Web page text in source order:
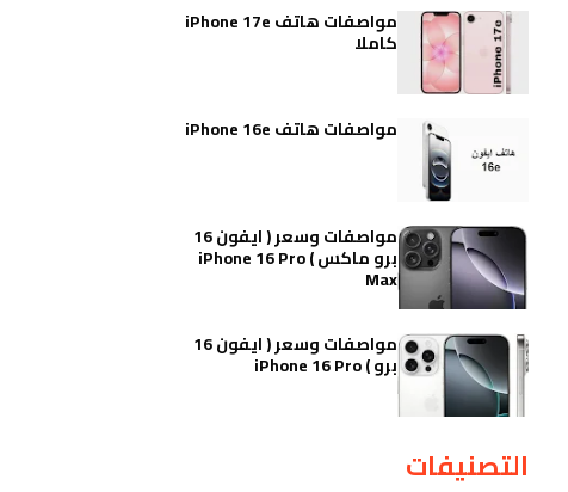
مواصفات هاتف iPhone 17e
كاملا
مواصفات هاتف iPhone 16e
مواصفات وسعر ( ايفون 16
برو ماكس ) iPhone 16 Pro
Max
مواصفات وسعر ( ايفون 16
برو ) iPhone 16 Pro
التصنيفات